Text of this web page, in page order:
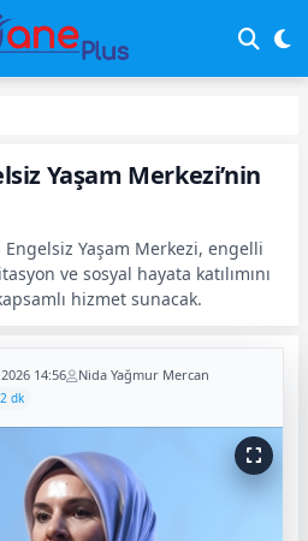
Yaşam Merkezi’nin
Engelsiz Yaşam Merkezi, engelli
ve sosyal hayata katılımını
hizmet sunacak.
14:56
Nida Yağmur Mercan
dk